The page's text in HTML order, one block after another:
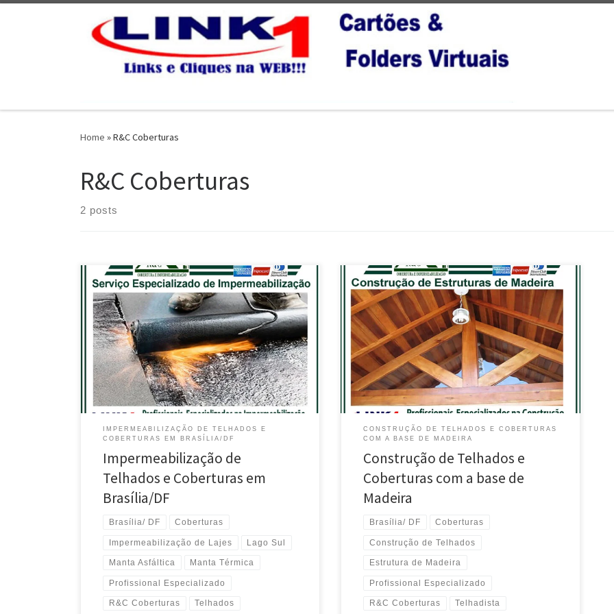
Home »R&C Coberturas
R&C Coberturas
2 posts
Na R&C Cobertura , Serviço de Impermeabilização de
Lajes e Coberturas em Brasília / DF Profissionais
Especializados no Serviço de Impermeabilização de
Coberturas – Lago Norte – Brasília / DF Técnicos
Especializados na Impermeabilização com Manta
Asfáltica de Coberturas – Park Way / DF Profissionais
Especializados na Impermeabilização de Telhados
[…]
IMPERMEABILIZAÇÃO DE TELHADOS E
COBERTURAS EM BRASÍLIA/DF
Impermeabilização de
Telhados e Coberturas em
Brasília/DF
Brasília/ DF Coberturas
Impermeabilização de Lajes Lago Sul
Manta Asfáltica Manta Térmica
Profissional Especializado
R&C Coberturas Telhados
Na Rc Coberturas , Construção de Coberturas , com
Estrutura Reforçada de Madeira – Brasília / DF
Profissionais Especializados em Telhados com
Estrutura Reforçada de Madeira , Lago Norte – Brasília
/ DF Telhadista constrói Madeiramento de Telhados
com Estrutura Reforçada , Park Way – Brasília / DF
Profissionais Especializados […]
CONSTRUÇÃO DE TELHADOS E COBERTURAS
COM A BASE DE MADEIRA
Construção de Telhados e
Coberturas com a base de
Madeira
Brasília/ DF Coberturas
Construção de Telhados
Estrutura de Madeira
Profissional Especializado
R&C Coberturas Telhadista